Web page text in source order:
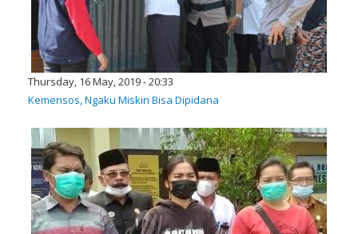
Thursday, 16 May, 2019 - 20:33
Kemensos, Ngaku Miskin Bisa Dipidana